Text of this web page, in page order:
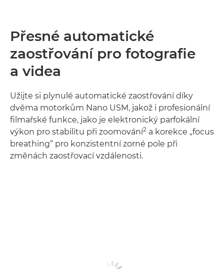
Přesné automatické
zaostřování pro fotografie
a videa
Užijte si plynulé automatické zaostřování díky
dvěma motorkům Nano USM, jakož i profesionální
filmařské funkce, jako je elektronický parfokální
výkon pro stabilitu při zoomování2 a korekce „focus
breathing“ pro konzistentní zorné pole při
změnách zaostřovací vzdálenosti.